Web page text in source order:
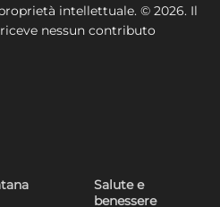
intellettuale. © 2026. Il
nessun contributo
Salute e
benessere